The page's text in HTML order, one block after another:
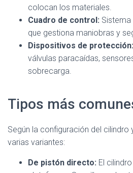
colocan los materiales.
Cuadro de control:
que gestiona maniobras y
Dispositivos de protección:
válvulas paracaídas,
sobrecarga.
Tipos más
Según la configuración del cilindro
varias variantes:
De pistón directo: El